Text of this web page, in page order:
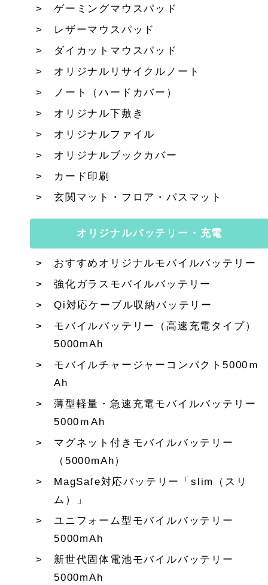
ゲーミングマウスパッド
レザーマウスパッド
ダイカットマウスパッド
オリジナルリサイクルノート
ノート（ハードカバー）
オリジナル下敷き
オリジナルファイル
オリジナルブックカバー
カード印刷
玄関マット・フロア・バスマット
オリジナルバッテリー・充電
おすすめオリジナルモバイルバッテリー
強化ガラスモバイルバッテリー
Qi対応ケーブル収納バッテリー
モバイルバッテリー（高速充電タイプ）
5000mAh
モバイルチャージャーコンパクト5000ｍ
Ah
薄型軽量・急速充電モバイルバッテリー
5000ｍAh
マグネット付きモバイルバッテリー
（5000mAh）
MagSafe対応バッテリー「slim（スリ
ム）」
ユニフォーム型モバイルバッテリー
5000mAh
新世代固体電池モバイルバッテリー
5000mAh